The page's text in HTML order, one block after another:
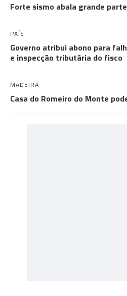
Forte sismo abala grande
PAÍS
Governo atribui abono para
e inspecção tributária do fisco
MADEIRA
Casa do Romeiro do Monte